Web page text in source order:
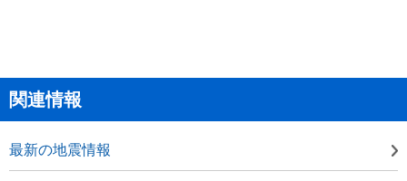
関連情報
最新の地震情報